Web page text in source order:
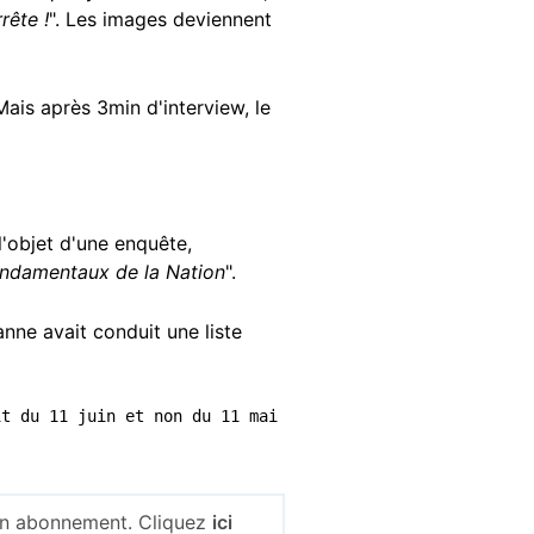
!". Les images deviennent
après 3min d'interview, le
d'une enquête,
de la Nation".
avait conduit une liste
11 juin et non du 11 mai
abonnement. Cliquez ici